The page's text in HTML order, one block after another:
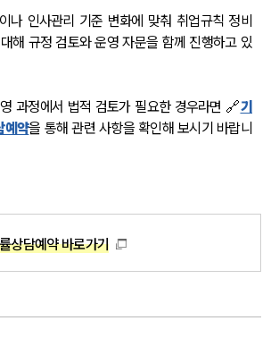
나 인사관리 기준 변화에 맞춰 취업규칙 정비
해 규정 검토와 운영 자문을 함께 진행하고 있
과정에서 법적 검토가 필요한 경우라면 🔗기
예약을 통해 관련 사항을 확인해 보시기 바랍니
상담예약 바로가기